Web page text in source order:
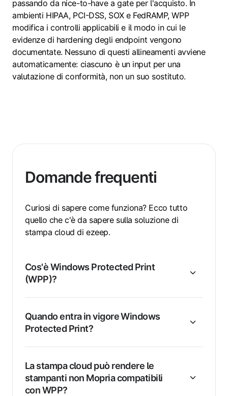
passando da nice-to-have a gate per l'acquisto. In
ambienti HIPAA, PCI-DSS, SOX e FedRAMP, WPP
modifica i controlli applicabili e il modo in cui le
evidenze di hardening degli endpoint vengono
documentate. Nessuno di questi allineamenti avviene
automaticamente: ciascuno è un input per una
valutazione di conformità, non un suo sostituto.
Domande frequenti
Curiosi di sapere come funziona? Ecco tutto
quello che c'è da sapere sulla soluzione di
stampa cloud di ezeep.
Cos'è Windows Protected Print
(WPP)?
Quando entra in vigore Windows
Protected Print?
La stampa cloud può rendere le
stampanti non Mopria compatibili
con WPP?